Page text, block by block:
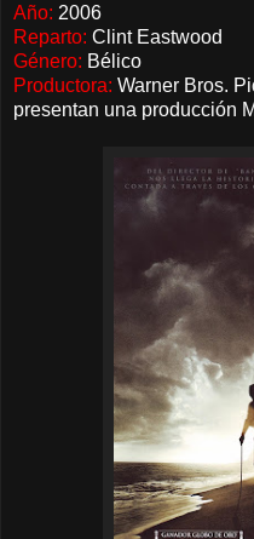
Año: 2006
Reparto: Clint Eastwood
Género: Bélico
Productora: Warner Bros.
presentan una producción